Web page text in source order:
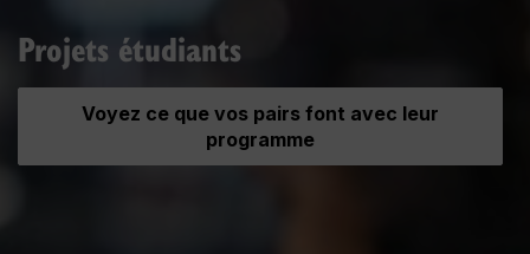
Projets étudiants
Voyez ce que vos pairs font avec leur
programme